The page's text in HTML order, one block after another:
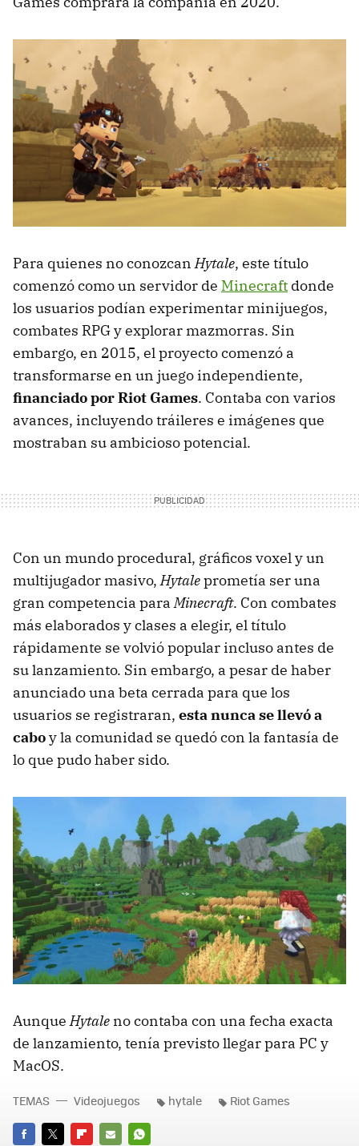
Para quienes no conozcanHytale, este título
comenzó como un servidor de Minecraft donde
los usuarios podían experimentar minijuegos,
combates RPG y explorar mazmorras. Sin
embargo, en 2015, el proyecto comenzó a
transformarse en un juego independiente,
financiado por Riot Games. Contaba con varios
avances, incluyendo tráileres e imágenes que
mostraban su ambicioso potencial.
Con un mundo procedural, gráficos voxel y un
multijugador masivo,Hytaleprometía ser una
gran competencia paraMinecraft. Con combates
más elaborados y clases a elegir, el título
rápidamente se volvió popular incluso antes de
su lanzamiento. Sin embargo, a pesar de haber
anunciado una beta cerrada para que los
usuarios se registraran, esta nunca se llevó a
caboy la comunidad se quedó con la fantasía de
lo que pudo haber sido.
AunqueHytale no contaba con una fecha exacta
de lanzamiento, tenía previsto llegar para PC y
MacOS.
TEMAS Videojuegos hytale Riot Games